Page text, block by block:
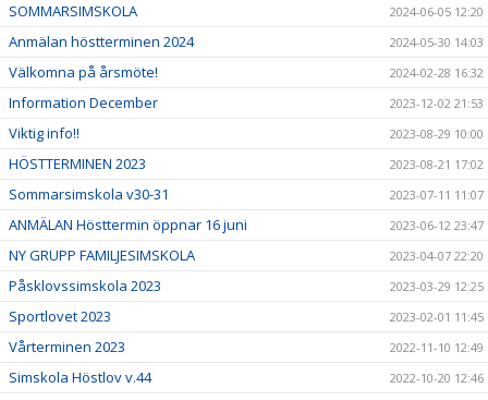
SOMMARSIMSKOLA 2024-06-05 12:20
Anmälan höstterminen 2024 2024-05-30 14:03
Välkomna på årsmöte! 2024-02-28 16:32
Information December 2023-12-02 21:53
Viktig info!! 2023-08-29 10:00
HÖSTTERMINEN 2023 2023-08-21 17:02
Sommarsimskola v30-31 2023-07-11 11:07
ANMÄLAN Hösttermin öppnar 16 juni 2023-06-12 23:47
NY GRUPP FAMILJESIMSKOLA 2023-04-07 22:20
Påsklovssimskola 2023 2023-03-29 12:25
Sportlovet 2023 2023-02-01 11:45
Vårterminen 2023 2022-11-10 12:49
Simskola Höstlov v.44 2022-10-20 12:46